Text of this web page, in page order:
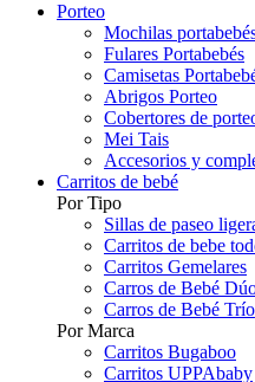
Porteo
Mochilas
Fulares Portabebés
Camisetas
Abrigos Porteo
Cobertores de
Mei Tais
Accesorios y
Carritos de bebé
Por Tipo
Sillas de paseo
Carritos de bebe
Carritos Gemelares
Carros de Bebé
Carros de Bebé Trío
Por Marca
Carritos Bugaboo
Carritos UPPAbaby